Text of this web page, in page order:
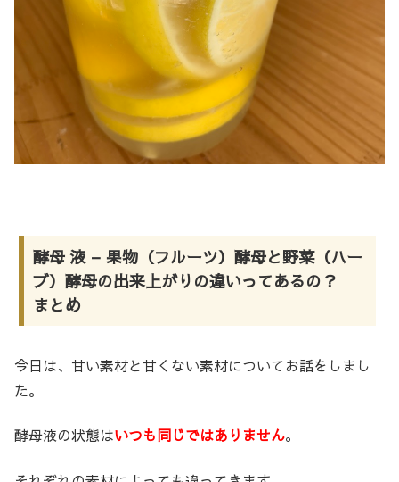
酵母 液 – 果物（フルーツ）酵母と野菜（ハー
ブ）酵母の出来上がりの違いってあるの？
まとめ
今日は、甘い素材と甘くない素材についてお話をしまし
た。
酵母液の状態はいつも同じではありません。